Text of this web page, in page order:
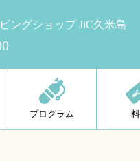
ングショップ JiC久米島
プログラム